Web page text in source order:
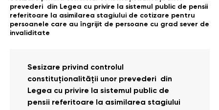
prevederi din Legea cu privire la sistemul public de pensii
referitoare la asimilarea stagiului de cotizare pentru
persoanele care au îngrijit de persoane cu grad sever de
invaliditate
Sesizare privind controlul
constituționalității unor prevederi din
Legea cu privire la sistemul public de
pensii referitoare la asimilarea stagiului